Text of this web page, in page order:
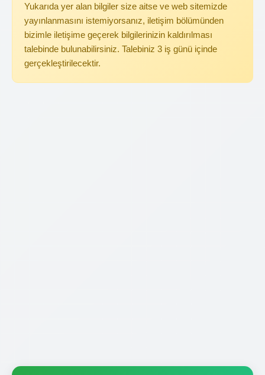
Yukarıda yer alan bilgiler size aitse ve web sitemizde
yayınlanmasını istemiyorsanız, iletişim bölümünden
bizimle iletişime geçerek bilgilerinizin kaldırılması
talebinde bulunabilirsiniz. Talebiniz 3 iş günü içinde
gerçekleştirilecektir.